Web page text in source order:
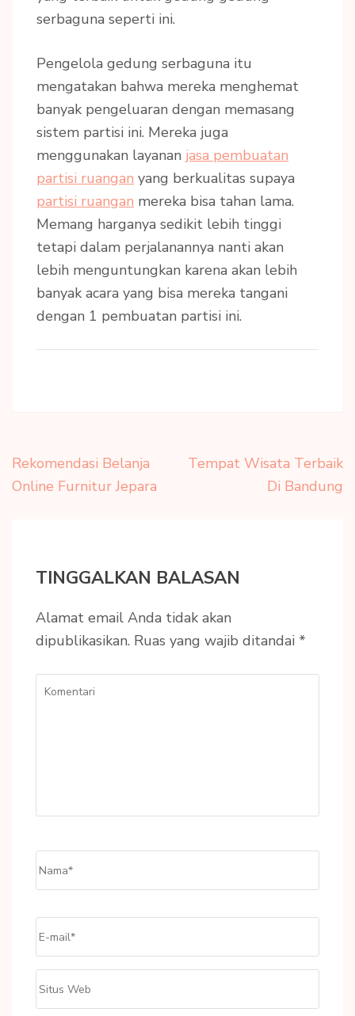
serbaguna seperti ini.
Pengelola gedung serbaguna itu
mengatakan bahwa mereka menghemat
banyak pengeluaran dengan memasang
sistem partisi ini. Mereka juga
menggunakan layanan jasa pembuatan
partisi ruangan yang berkualitas supaya
partisi ruangan mereka bisa tahan lama.
Memang harganya sedikit lebih tinggi
tetapi dalam perjalanannya nanti akan
lebih menguntungkan karena akan lebih
banyak acara yang bisa mereka tangani
dengan 1 pembuatan partisi ini.
Navigasi
pos
Rekomendasi Belanja
Online Furnitur Jepara
Tempat Wisata Terbaik
Di Bandung
TINGGALKAN BALASAN
Alamat email Anda tidak akan
dipublikasikan. Ruas yang wajib ditandai *
Komentari